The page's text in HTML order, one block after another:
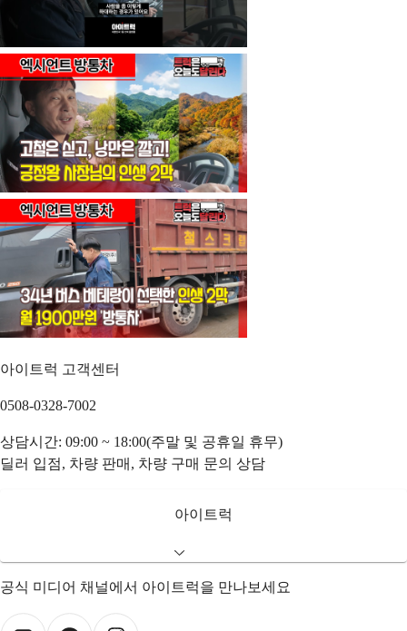
아이트럭 고객센터
0508-0328-7002
상담시간: 09:00 ~ 18:00(주말 및 공휴일 휴무)
딜러 입점, 차량 판매, 차량 구매 문의 상담
아이트럭
공식 미디어 채널에서 아이트럭을 만나보세요